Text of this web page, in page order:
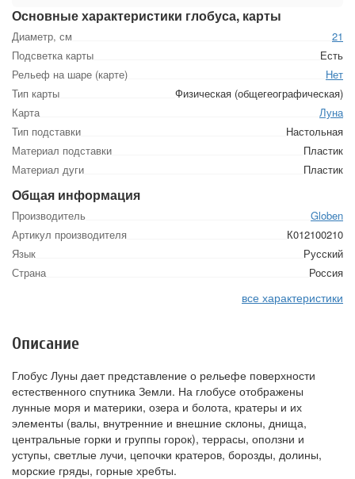
Основные характеристики глобуса, карты
Диаметр, см
21
Подсветка карты
Есть
Рельеф на шаре (карте)
Нет
Тип карты
Физическая (общегеографическая)
Карта
Луна
Тип подставки
Настольная
Материал подставки
Пластик
Материал дуги
Пластик
Общая информация
Производитель
Globen
Артикул производителя
К012100210
Язык
Русский
Страна
Россия
все характеристики
Описание
Глобус Луны дает представление о рельефе поверхности
естественного спутника Земли. На глобусе отображены
лунные моря и материки, озера и болота, кратеры и их
элементы (валы, внутренние и внешние склоны, днища,
центральные горки и группы горок), террасы, оползни и
уступы, светлые лучи, цепочки кратеров, борозды, долины,
морские гряды, горные хребты.